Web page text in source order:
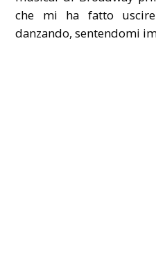
che mi ha fatto
danzando, sentendomi